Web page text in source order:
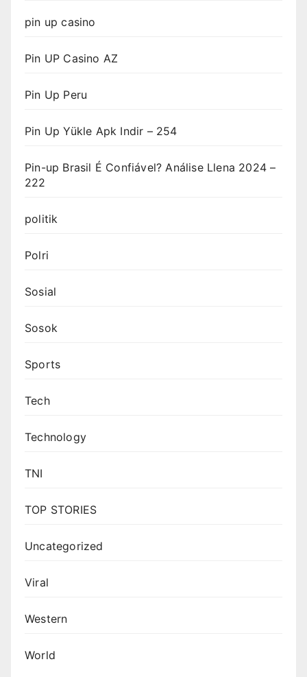
pin up casino
Pin UP Casino AZ
Pin Up Peru
Pin Up Yükle Apk Indir – 254
Pin-up Brasil É Confiável? Análise Llena 2024 –
222
politik
Polri
Sosial
Sosok
Sports
Tech
Technology
TNI
TOP STORIES
Uncategorized
Viral
Western
World